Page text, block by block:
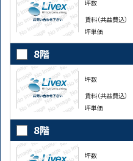
坪数
賃料（共益費込）
坪単価
8階
坪数
賃料（共益費込）
坪単価
8階
坪数